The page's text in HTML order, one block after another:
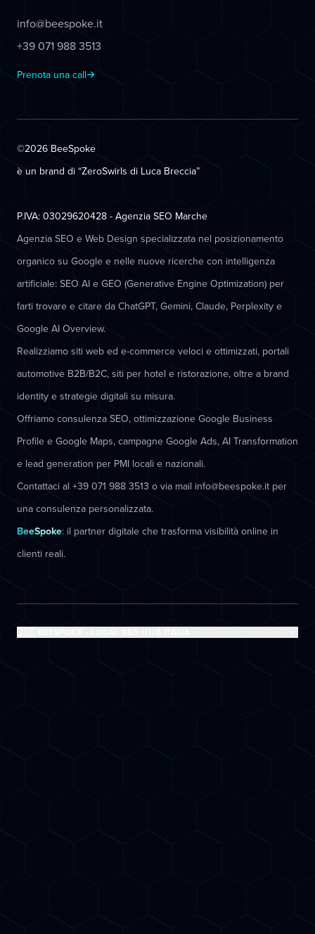
info@beespoke.it
+39 071 988 3513
Prenota una call
©2026 BeeSpoke
è un brand di “ZeroSwirls di Luca Breccia”
P.IVA: 03029620428 - Agenzia SEO Marche
Agenzia SEO e Web Design specializzata nel posizionamento
organico su Google e nelle nuove ricerche con intelligenza
artificiale: SEO AI e GEO (Generative Engine Optimization) per
farti trovare e citare da ChatGPT, Gemini, Claude, Perplexity e
Google AI Overview.
Realizziamo siti web ed e-commerce veloci e ottimizzati, portali
automotive B2B/B2C, siti per hotel e ristorazione, oltre a brand
identity e strategie digitali su misura.
Offriamo consulenza SEO, ottimizzazione Google Business
Profile e Google Maps, campagne Google Ads, AI Transformation
e lead generation per PMI locali e nazionali.
Contattaci al +39 071 988 3513 o via mail info@beespoke.it per
una consulenza personalizzata.
BeeSpoke: il partner digitale che trasforma visibilità online in
clienti reali.
🇮🇹 BEESPOKE - LOCAL SEO HUB ITALIA